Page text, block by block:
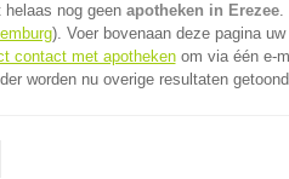
nog geen apotheken in Erezee.
). Voer bovenaan deze pagina
contact met apothekenom via één e-
worden nu overige resultaten